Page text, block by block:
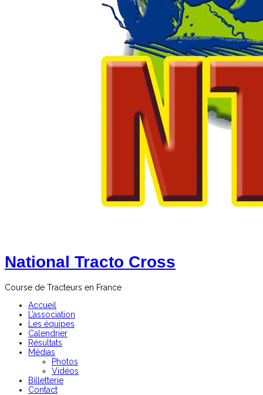
National Tracto Cross
Course de Tracteurs en France
Accueil
L’association
Les équipes
Calendrier
Résultats
Médias
Photos
Vidéos
Billetterie
Contact